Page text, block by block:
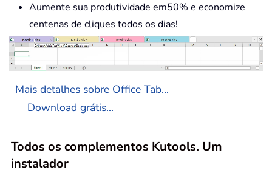
Aumente sua produtividade em50% e economize
centenas de cliques todos os dias!
Mais detalhes sobre Office Tab...
Download grátis...
Todos os complementos Kutools. Um
instalador